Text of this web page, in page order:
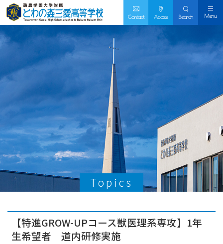
Contact Access Search Menu
Topics
【特進GROW-UPコース獣医理系専攻】1年
生希望者 道内研修実施